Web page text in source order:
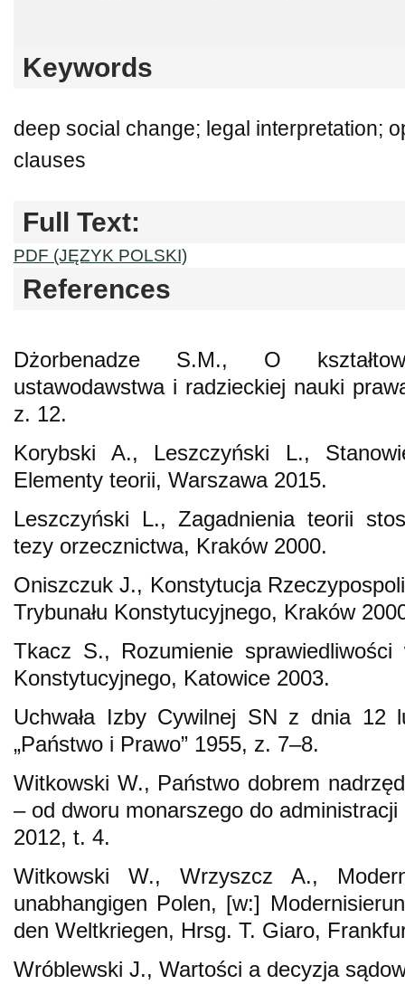
Keywords
deep social change; legal interpretation;
clauses
Full Text:
PDF (JĘZYK POLSKI)
References
Dżorbenadze S.M., O
ustawodawstwa i radzieckiej nauki
z. 12.
Korybski A., Leszczyński L.,
Elementy teorii, Warszawa 2015.
Leszczyński L., Zagadnienia teorii
tezy orzecznictwa, Kraków 2000.
Oniszczuk J., Konstytucja
Trybunału Konstytucyjnego, Kraków
Tkacz S., Rozumienie sprawiedliwości
Konstytucyjnego, Katowice 2003.
Uchwała Izby Cywilnej SN z dnia
„Państwo i Prawo” 1955, z. 7–8.
Witkowski W., Państwo dobrem
– od dworu monarszego do administracji
2012, t. 4.
Witkowski W., Wrzyszcz A.,
unabhangigen Polen, [w:]
den Weltkriegen, Hrsg. T. Giaro,
Wróblewski J., Wartości a decyzja